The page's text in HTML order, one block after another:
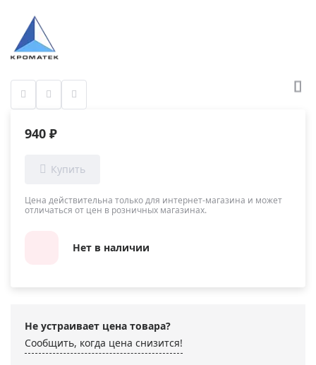
940 ₽
Цена действительна только для интернет-магазина и может
отличаться от цен в розничных магазинах.
Нет в наличии
Не устраивает цена товара?
Сообщить, когда цена снизится!